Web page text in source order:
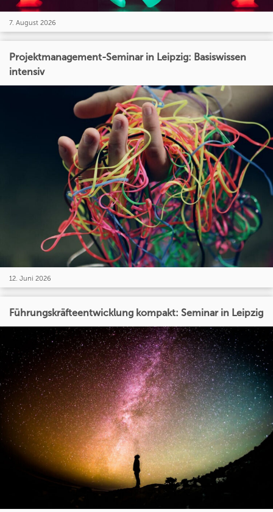
7. August 2026
Projektmanagement-Seminar in Leipzig: Basiswissen
intensiv
12. Juni 2026
Führungskräfteentwicklung kompakt: Seminar in Leipzig